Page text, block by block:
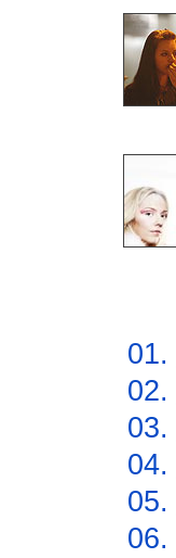
01.
02.
03.
04.
05.
06.